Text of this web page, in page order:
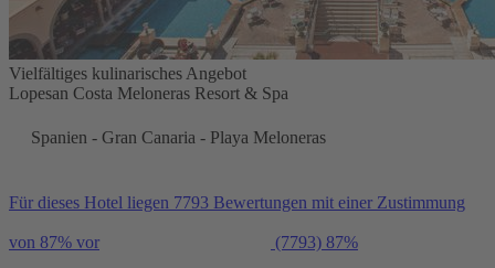
Vielfältiges kulinarisches Angebot
Lopesan Costa Meloneras Resort & Spa
Spanien - Gran Canaria - Playa Meloneras
Für dieses Hotel liegen 7793 Bewertungen mit einer Zustimmung
von 87% vor (7793) 87%